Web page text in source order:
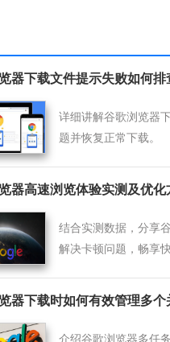
器下载文件提示失败如何排
详细讲解谷歌浏览器
题并恢复正常下载。
器高速浏览体验实测及优化
结合实测数据，分享
解决卡顿问题，畅享
器下载时如何有效管理多
介绍谷歌浏览器多任